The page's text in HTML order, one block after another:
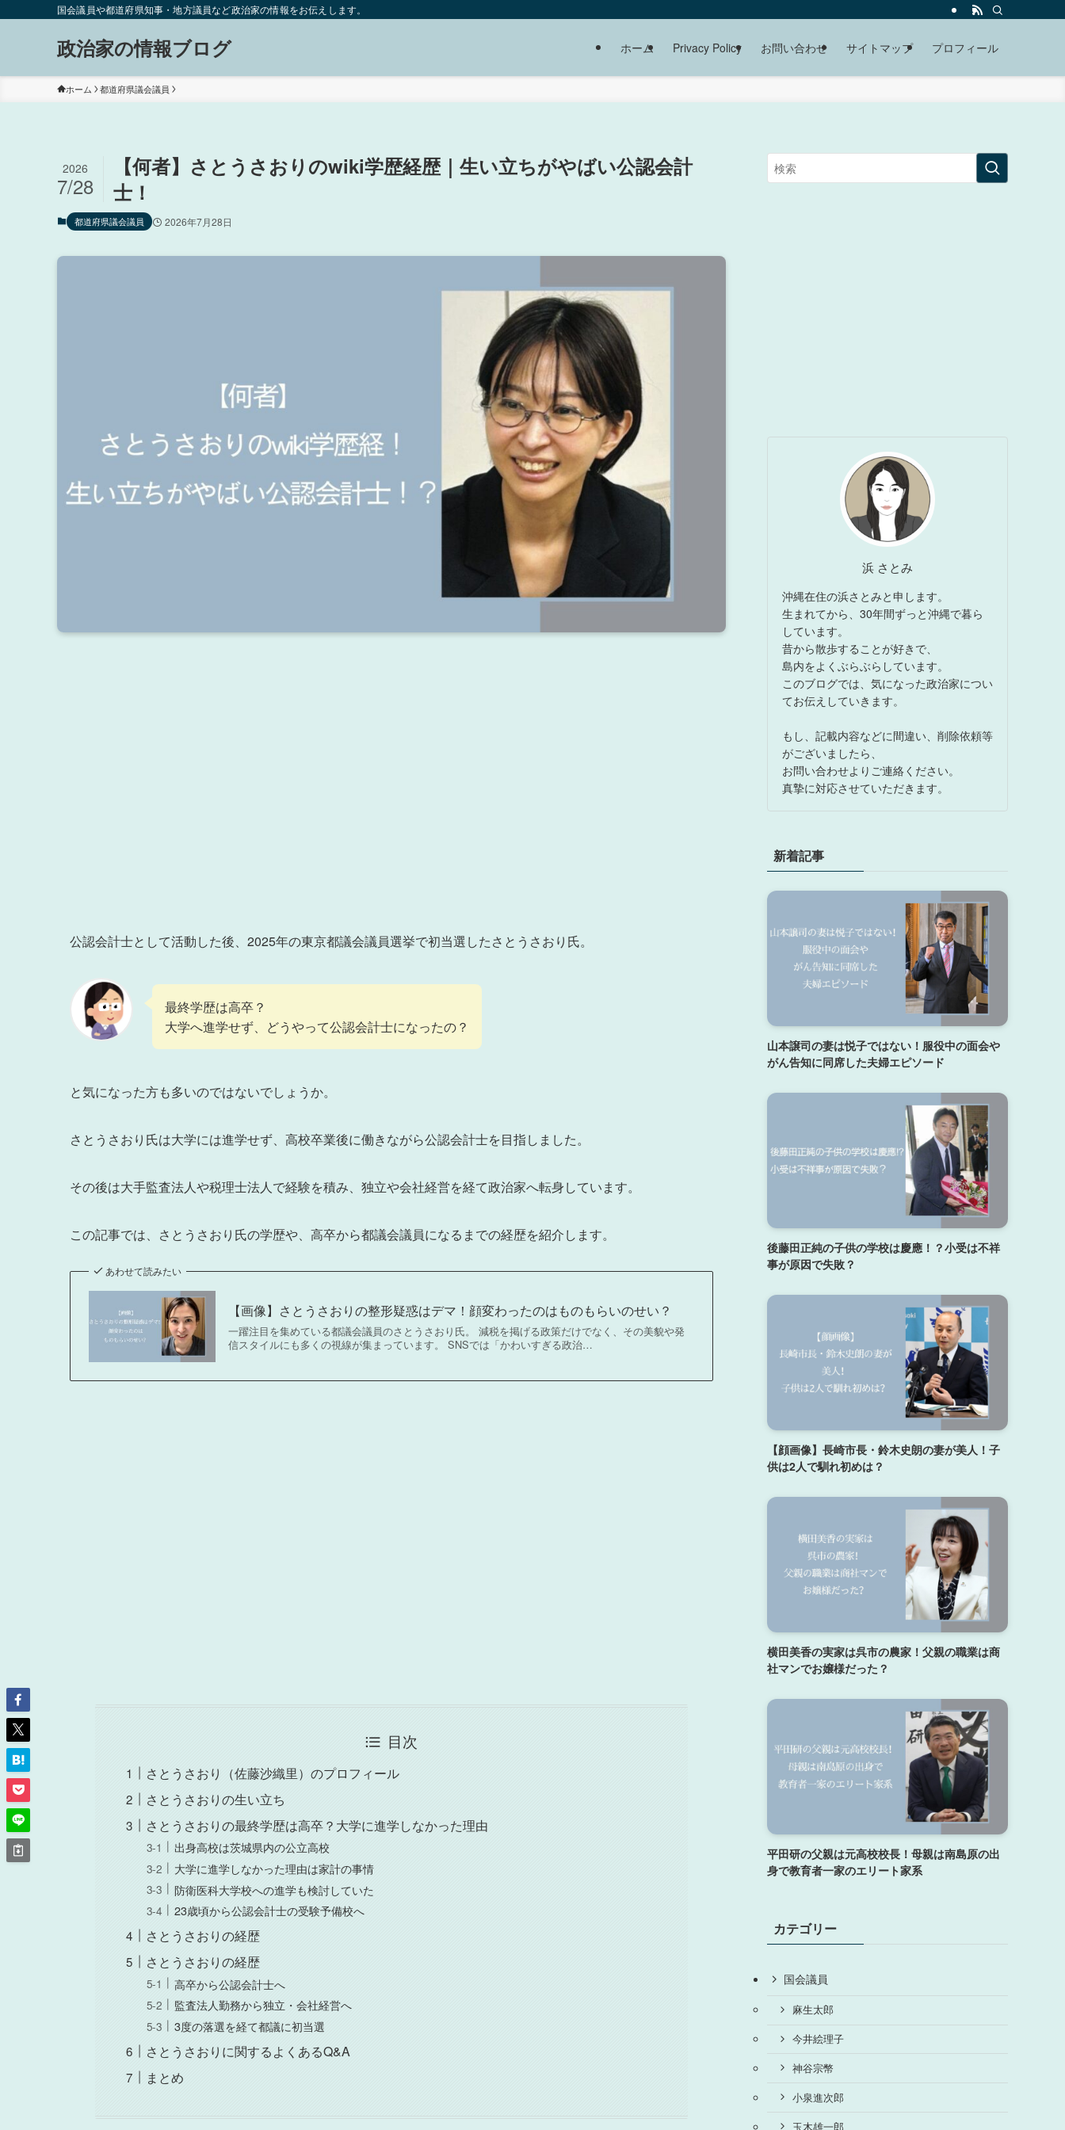
国会議員や都道府県知事・地方議員など政治家の情報をお伝えします。
政治家の情報ブログ ホーム Privacy Policy お問い合わせ サイトマップ プロフィール
ホーム 都道府県議会議員
【何者】さとうさおりのwiki学歴経歴｜生い立ちがやばい公認会計
士！
2026
7/28
都道府県議会議員 2026年7月28日
公認会計士として活動した後、2025年の東京都議会議員選挙で初当選したさとうさおり氏。
最終学歴は高卒？
大学へ進学せず、どうやって公認会計士になったの？
と気になった方も多いのではないでしょうか。
さとうさおり氏は大学には進学せず、高校卒業後に働きながら公認会計士を目指しました。
その後は大手監査法人や税理士法人で経験を積み、独立や会社経営を経て政治家へ転身しています。
この記事では、さとうさおり氏の学歴や、高卒から都議会議員になるまでの経歴を紹介します。
あわせて読みたい
【画像】さとうさおりの整形疑惑はデマ！顔変わったのはものもらいのせい？
一躍注目を集めている都議会議員のさとうさおり氏。 減税を掲げる政策だけでなく、その美貌や発
信スタイルにも多くの視線が集まっています。 SNSでは「かわいすぎる政治…
目次
さとうさおり（佐藤沙織里）のプロフィール
さとうさおりの生い立ち
さとうさおりの最終学歴は高卒？大学に進学しなかった理由
出身高校は茨城県内の公立高校
大学に進学しなかった理由は家計の事情
防衛医科大学校への進学も検討していた
23歳頃から公認会計士の受験予備校へ
さとうさおりの経歴
さとうさおりの経歴
高卒から公認会計士へ
監査法人勤務から独立・会社経営へ
3度の落選を経て都議に初当選
さとうさおりに関するよくあるQ&A
まとめ
浜 さとみ
沖縄在住の浜さとみと申します。
生まれてから、30年間ずっと沖縄で暮ら
しています。
昔から散歩することが好きで、
島内をよくぶらぶらしています。
このブログでは、気になった政治家につい
てお伝えしていきます。
もし、記載内容などに間違い、削除依頼等
がございましたら、
お問い合わせよりご連絡ください。
真摯に対応させていただきます。
新着記事
山本譲司の妻は悦子ではない！服役中の面会や
がん告知に同席した夫婦エピソード
後藤田正純の子供の学校は慶應！？小受は不祥
事が原因で失敗？
【顔画像】長崎市長・鈴木史朗の妻が美人！子
供は2人で馴れ初めは？
横田美香の実家は呉市の農家！父親の職業は商
社マンでお嬢様だった？
平田研の父親は元高校校長！母親は南島原の出
身で教育者一家のエリート家系
カテゴリー
国会議員
麻生太郎
今井絵理子
神谷宗幣
小泉進次郎
玉木雄一郎